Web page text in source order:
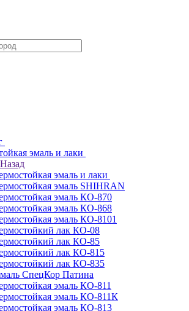
эмаль и лаки
Назад
эмаль и лаки
эмаль SHIHRAN
эмаль КО-870
эмаль КО-868
эмаль КО-8101
лак КО-08
лак КО-85
лак КО-815
лак КО-835
СпецКор Патина
эмаль КО-811
эмаль КО-811К
эмаль КО-813